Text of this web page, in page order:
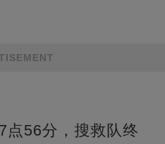
点56分，搜救队终